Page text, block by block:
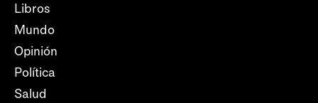
Libros
Mundo
Opinión
Política
Salud